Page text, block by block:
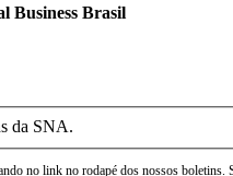
Business Brasil
da SNA.
no link no rodapé dos nossos